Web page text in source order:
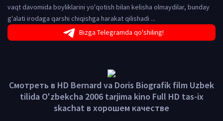
vaqt davomida boyliklarini yo'qotish bilan kelisha olmaydilar, bunday
g'alati irodaga qarshi chiqishga harakat qilishadi ...
Bizga Telegramda qo'shiling!
Смотреть в HD Bernard va Doris Biografik film Uzbek
tilida O'zbekcha 2006 tarjima kino Full HD tas-ix
skachat в хорошем качестве